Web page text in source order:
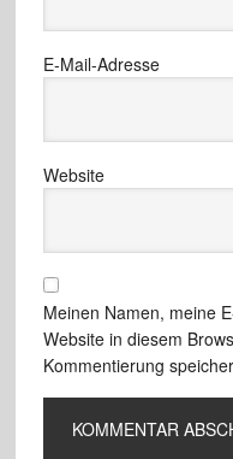
E-Mail-Adresse
Website
Meinen Namen, meine
Website in diesem
Kommentierung